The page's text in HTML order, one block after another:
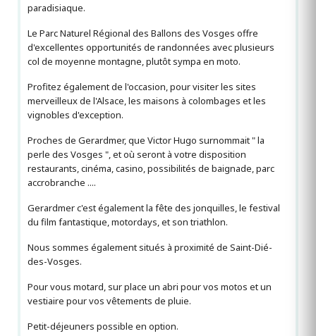
paradisiaque.
Le Parc Naturel Régional des Ballons des Vosges offre
d'excellentes opportunités de randonnées avec plusieurs
col de moyenne montagne, plutôt sympa en moto.
Profitez également de l'occasion, pour visiter les sites
merveilleux de l'Alsace, les maisons à colombages et les
vignobles d'exception.
Proches de Gerardmer, que Victor Hugo surnommait " la
perle des Vosges ", et où seront à votre disposition
restaurants, cinéma, casino, possibilités de baignade, parc
accrobranche ....
Gerardmer c'est également la fête des jonquilles, le festival
du film fantastique, motordays, et son triathlon.
Nous sommes également situés à proximité de Saint-Dié-
des-Vosges.
Pour vous motard, sur place un abri pour vos motos et un
vestiaire pour vos vêtements de pluie.
Petit-déjeuners possible en option.